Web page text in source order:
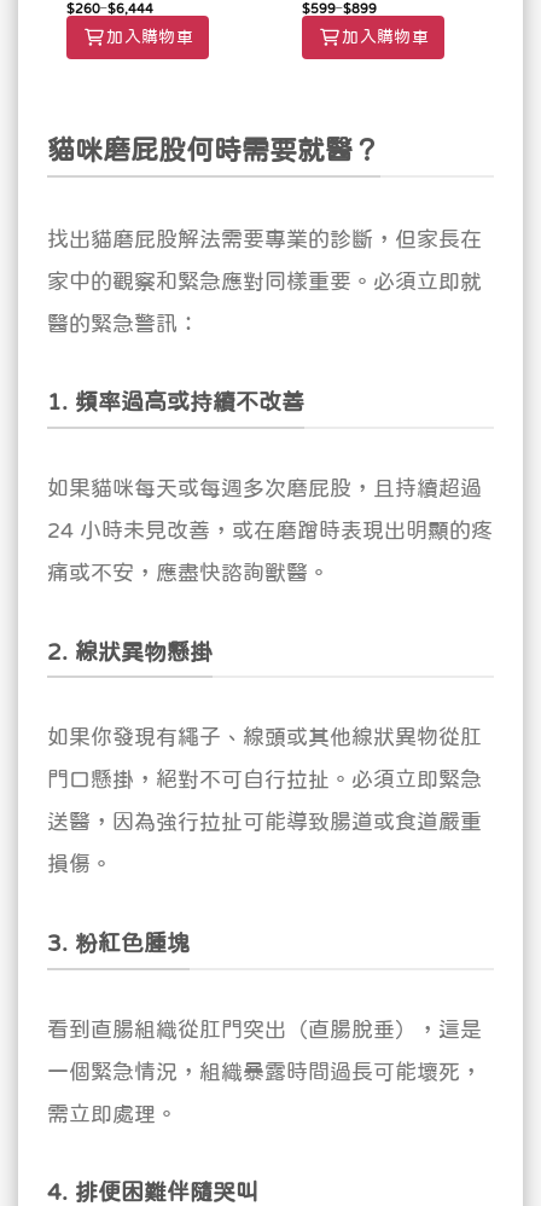
$260–$6,444
加入購物車
$599–$899
加入購物車
貓咪磨屁股何時需要就醫？
找出貓磨屁股解法需要專業的診斷，但家長在
家中的觀察和緊急應對同樣重要。必須立即就
醫的緊急警訊：
1. 頻率過高或持續不改善
如果貓咪每天或每週多次磨屁股，且持續超過
24 小時未見改善，或在磨蹭時表現出明顯的疼
痛或不安，應盡快諮詢獸醫。
2. 線狀異物懸掛
如果你發現有繩子、線頭或其他線狀異物從肛
門口懸掛，絕對不可自行拉扯。必須立即緊急
送醫，因為強行拉扯可能導致腸道或食道嚴重
損傷。
3. 粉紅色腫塊
看到直腸組織從肛門突出（直腸脫垂），這是
一個緊急情況，組織暴露時間過長可能壞死，
需立即處理。
4. 排便困難伴隨哭叫